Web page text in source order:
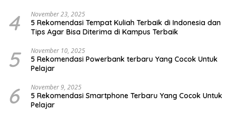
4 November 23, 2025
5 Rekomendasi Tempat Kuliah Terbaik di Indonesia dan
Tips Agar Bisa Diterima di Kampus Terbaik
5 November 10, 2025
5 Rekomendasi Powerbank terbaru Yang Cocok Untuk
Pelajar
6 November 9, 2025
5 Rekomendasi Smartphone Terbaru Yang Cocok Untuk
Pelajar